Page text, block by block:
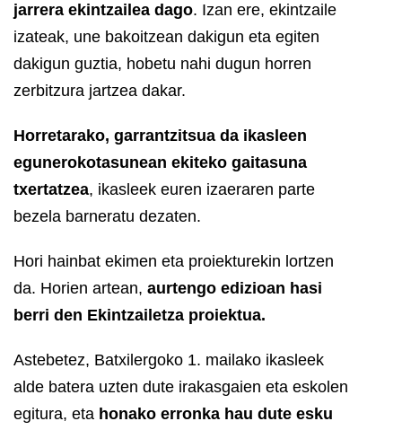
jarrera ekintzailea dago. Izan ere, ekintzaile
izateak, une bakoitzean dakigun eta egiten
dakigun guztia, hobetu nahi dugun horren
zerbitzura jartzea dakar.
Horretarako, garrantzitsua da ikasleen
egunerokotasunean ekiteko gaitasuna
txertatzea, ikasleek euren izaeraren parte
bezela barneratu dezaten.
Hori hainbat ekimen eta proiekturekin lortzen
da. Horien artean, aurtengo edizioan hasi
berri den Ekintzailetza proiektua.
Astebetez, Batxilergoko 1. mailako ikasleek
alde batera uzten dute irakasgaien eta eskolen
egitura, eta honako erronka hau dute esku